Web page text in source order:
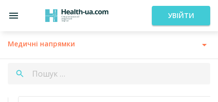
УВІЙТИ
Медичні напрямки